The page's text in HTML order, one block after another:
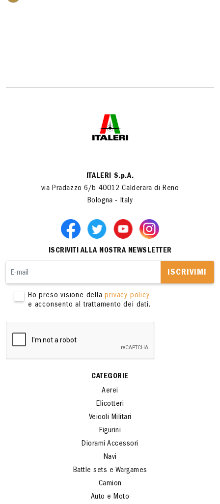
ITALERI S.p.A.
via Pradazzo 6/b 40012 Calderara di Reno
Bologna - Italy
ISCRIVITI ALLA NOSTRA NEWSLETTER
ISCRIVIMI
Ho preso visione dellaprivacy policy
e acconsento al trattamento dei dati.
CATEGORIE
Aerei
Elicotteri
Veicoli Militari
Figurini
Diorami Accessori
Navi
Battle sets e Wargames
Camion
Auto e Moto